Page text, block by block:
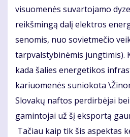
visuomenės suvartojamo
reikšmingą dalį elektros
senomis, nuo sovietmečio
tarpvalstybinėmis jungtimis).
kada šalies energetikos
kariuomenės suniokota
Slovakų naftos perdirbėjai
gamintojai už šį eksportą
Tačiau kaip tik šis aspektas